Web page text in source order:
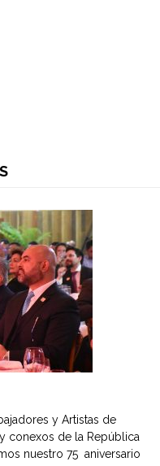
y Artistas de
conexos de la República
nuestro 75 aniversario